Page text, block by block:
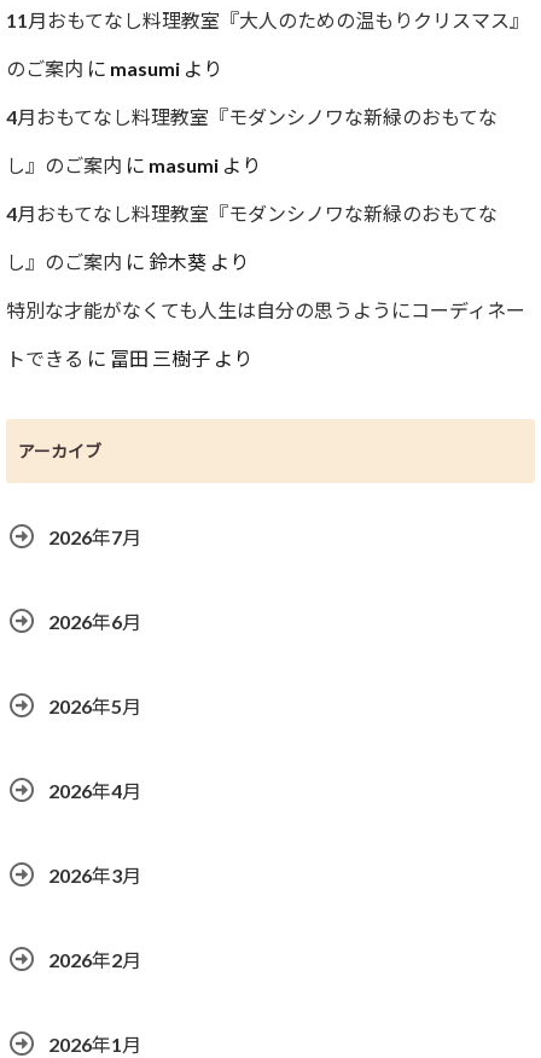
11月おもてなし料理教室『大人のための温もりクリスマス』
のご案内 に masumi より
4月おもてなし料理教室『モダンシノワな新緑のおもてな
し』のご案内 に masumi より
4月おもてなし料理教室『モダンシノワな新緑のおもてな
し』のご案内 に 鈴木葵 より
特別な才能がなくても人生は自分の思うようにコーディネー
トできる に 冨田 三樹子 より
アーカイブ
2026年7月
2026年6月
2026年5月
2026年4月
2026年3月
2026年2月
2026年1月